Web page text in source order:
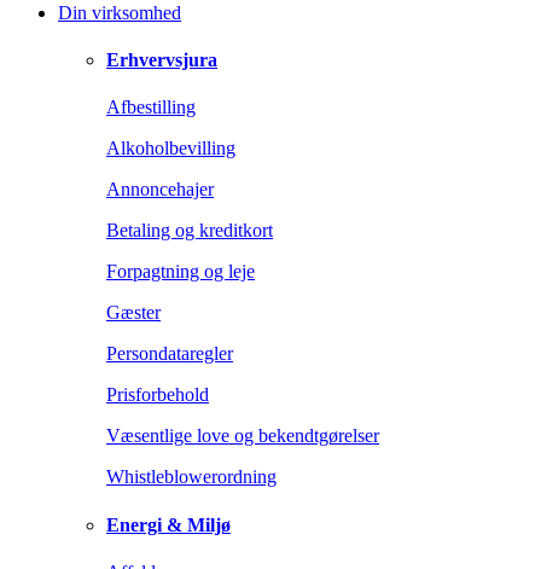
Din virksomhed
Erhvervsjura
Afbestilling
Alkoholbevilling
Annoncehajer
Betaling og kreditkort
Forpagtning og leje
Gæster
Persondataregler
Prisforbehold
Væsentlige love og bekendtgørelser
Whistleblowerordning
Energi & Miljø